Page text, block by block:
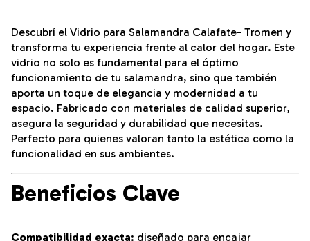
Descubrí el Vidrio para Salamandra Calafate- Tromen y
transforma tu experiencia frente al calor del hogar. Este
vidrio no solo es fundamental para el óptimo
funcionamiento de tu salamandra, sino que también
aporta un toque de elegancia y modernidad a tu
espacio. Fabricado con materiales de calidad superior,
asegura la seguridad y durabilidad que necesitas.
Perfecto para quienes valoran tanto la estética como la
funcionalidad en sus ambientes.
Beneficios Clave
Compatibilidad exacta: diseñado para encajar